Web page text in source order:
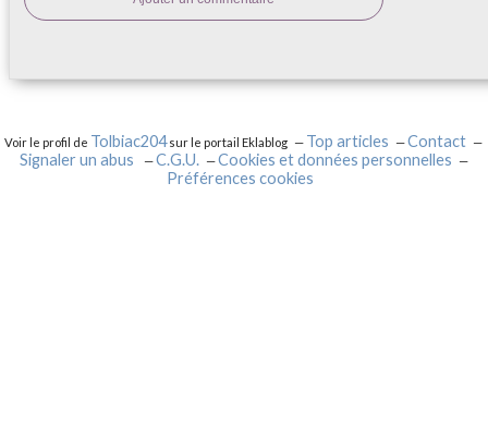
Voir le profil de Tolbiac204sur le portail Eklablog Top articles
Contact
Signaler un abus
C.G.U.
Cookies et données personnelles
Préférences cookies